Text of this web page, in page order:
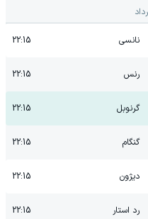
نانسی 22:15
رنس 22:15
گرنوبل 22:15
گنگام 22:15
دیژون 22:15
رد استار 22:15